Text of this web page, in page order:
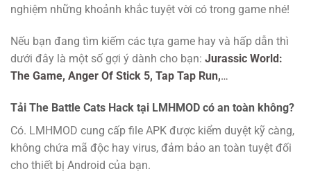
nghiệm những khoảnh khắc tuyệt vời có trong game nhé!
Nếu bạn đang tìm kiếm các tựa game hay và hấp dẫn thì
dưới đây là một số gợi ý dành cho bạn: Jurassic World:
The Game, Anger Of Stick 5, Tap Tap Run,…
Tải The Battle Cats Hack tại LMHMOD có an toàn không?
Có. LMHMOD cung cấp file APK được kiểm duyệt kỹ càng,
không chứa mã độc hay virus, đảm bảo an toàn tuyệt đối
cho thiết bị Android của bạn.